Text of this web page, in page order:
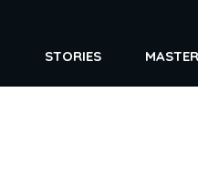
label
STORIES